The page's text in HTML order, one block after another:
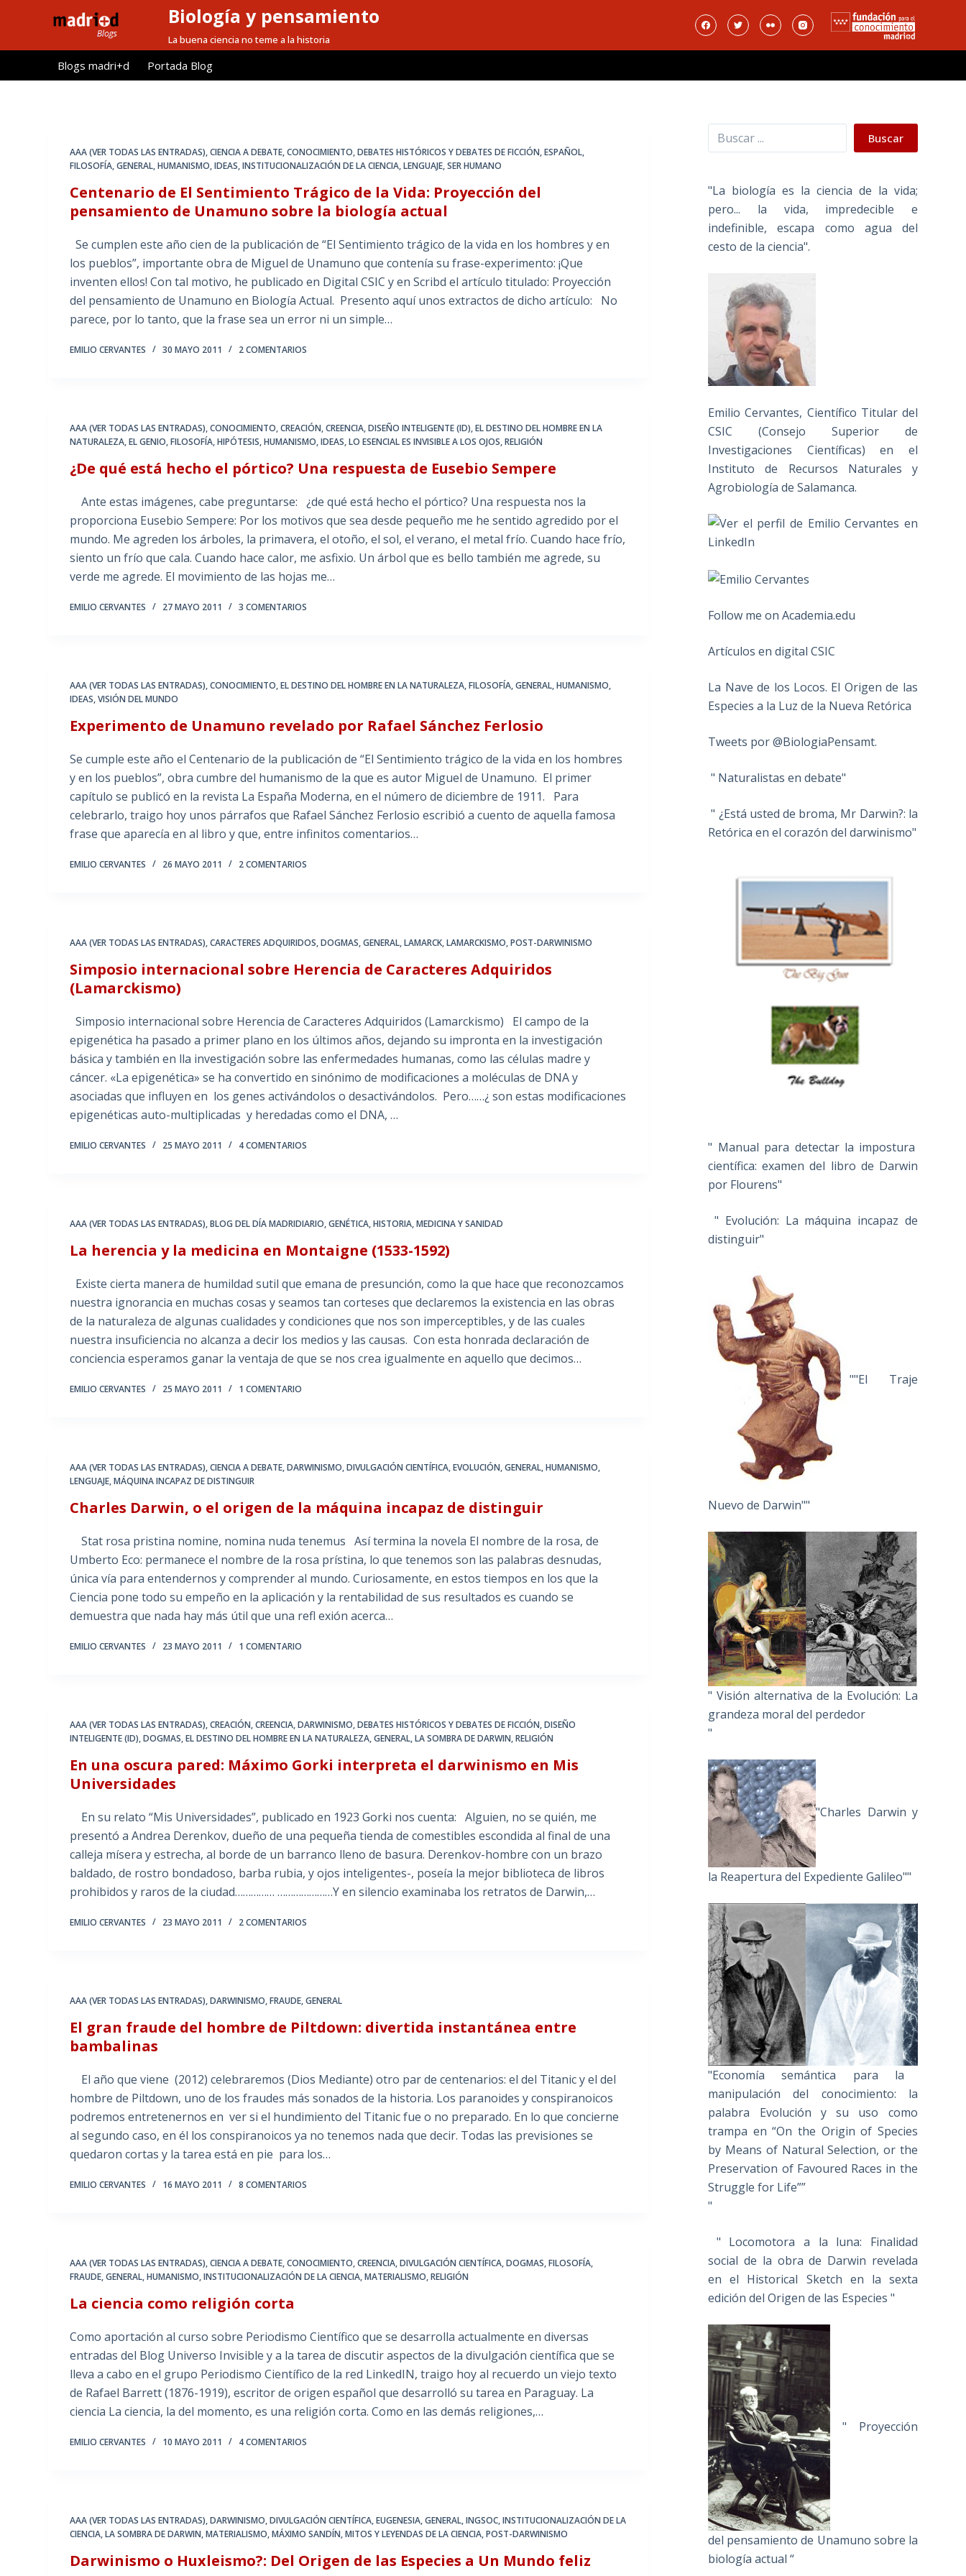
l
Biología y pensamiento
La buena ciencia no teme a la historia
Blogs madri+d Portada Blog
AAA (VER TODAS LAS ENTRADAS),CIENCIA A DEBATE,CONOCIMIENTO,DEBATES HISTÓRICOS Y DEBATES DE FICCIÓN,ESPAÑOL,
FILOSOFÍA,GENERAL,HUMANISMO,IDEAS,INSTITUCIONALIZACIÓN DE LA CIENCIA,LENGUAJE,SER HUMANO
Centenario de El Sentimiento Trágico de la Vida: Proyección del
pensamiento de Unamuno sobre la biología actual
Se cumplen este año cien de la publicación de “El Sentimiento trágico de la vida en los hombres y en
los pueblos”, importante obra de Miguel de Unamuno que contenía su frase-experimento: ¡Que
inventen ellos! Con tal motivo, he publicado en Digital CSIC y en Scribd el artículo titulado: Proyección
del pensamiento de Unamuno en Biología Actual. Presento aquí unos extractos de dicho artículo: No
parece, por lo tanto, que la frase sea un error ni un simple…
EMILIO CERVANTES 30 MAYO 2011 2 COMENTARIOS
AAA (VER TODAS LAS ENTRADAS),CONOCIMIENTO,CREACIÓN,CREENCIA,DISEÑO INTELIGENTE (ID),EL DESTINO DEL HOMBRE EN LA
NATURALEZA,EL GENIO,FILOSOFÍA,HIPÓTESIS,HUMANISMO,IDEAS,LO ESENCIAL ES INVISIBLE A LOS OJOS,RELIGIÓN
¿De qué está hecho el pórtico? Una respuesta de Eusebio Sempere
Ante estas imágenes, cabe preguntarse: ¿de qué está hecho el pórtico? Una respuesta nos la
proporciona Eusebio Sempere: Por los motivos que sea desde pequeño me he sentido agredido por el
mundo. Me agreden los árboles, la primavera, el otoño, el sol, el verano, el metal frío. Cuando hace frío,
siento un frío que cala. Cuando hace calor, me asfixio. Un árbol que es bello también me agrede, su
verde me agrede. El movimiento de las hojas me…
EMILIO CERVANTES 27 MAYO 2011 3 COMENTARIOS
AAA (VER TODAS LAS ENTRADAS),CONOCIMIENTO,EL DESTINO DEL HOMBRE EN LA NATURALEZA,FILOSOFÍA,GENERAL,HUMANISMO,
IDEAS,VISIÓN DEL MUNDO
Experimento de Unamuno revelado por Rafael Sánchez Ferlosio
Se cumple este año el Centenario de la publicación de “El Sentimiento trágico de la vida en los hombres
y en los pueblos”, obra cumbre del humanismo de la que es autor Miguel de Unamuno. El primer
capítulo se publicó en la revista La España Moderna, en el número de diciembre de 1911. Para
celebrarlo, traigo hoy unos párrafos que Rafael Sánchez Ferlosio escribió a cuento de aquella famosa
frase que aparecía en al libro y que, entre infinitos comentarios…
EMILIO CERVANTES 26 MAYO 2011 2 COMENTARIOS
AAA (VER TODAS LAS ENTRADAS),CARACTERES ADQUIRIDOS,DOGMAS,GENERAL,LAMARCK,LAMARCKISMO,POST-DARWINISMO
Simposio internacional sobre Herencia de Caracteres Adquiridos
(Lamarckismo)
Simposio internacional sobre Herencia de Caracteres Adquiridos (Lamarckismo) El campo de la
epigenética ha pasado a primer plano en los últimos años, dejando su impronta en la investigación
básica y también en lla investigación sobre las enfermedades humanas, como las células madre y
cáncer. «La epigenética» se ha convertido en sinónimo de modificaciones a moléculas de DNA y
asociadas que influyen en los genes activándolos o desactivándolos. Pero……¿ son estas modificaciones
epigenéticas auto-multiplicadas y heredadas como el DNA, …
EMILIO CERVANTES 25 MAYO 2011 4 COMENTARIOS
AAA (VER TODAS LAS ENTRADAS),BLOG DEL DÍA MADRIDIARIO,GENÉTICA,HISTORIA,MEDICINA Y SANIDAD
La herencia y la medicina en Montaigne (1533-1592)
Existe cierta manera de humildad sutil que emana de presunción, como la que hace que reconozcamos
nuestra ignorancia en muchas cosas y seamos tan corteses que declaremos la existencia en las obras
de la naturaleza de algunas cualidades y condiciones que nos son imperceptibles, y de las cuales
nuestra insuficiencia no alcanza a decir los medios y las causas. Con esta honrada declaración de
conciencia esperamos ganar la ventaja de que se nos crea igualmente en aquello que decimos…
EMILIO CERVANTES 25 MAYO 2011 1 COMENTARIO
AAA (VER TODAS LAS ENTRADAS),CIENCIA A DEBATE,DARWINISMO,DIVULGACIÓN CIENTÍFICA,EVOLUCIÓN,GENERAL,HUMANISMO,
LENGUAJE,MÁQUINA INCAPAZ DE DISTINGUIR
Charles Darwin, o el origen de la máquina incapaz de distinguir
Stat rosa pristina nomine, nomina nuda tenemus Así termina la novela El nombre de la rosa, de
Umberto Eco: permanece el nombre de la rosa prístina, lo que tenemos son las palabras desnudas,
única vía para entendernos y comprender al mundo. Curiosamente, en estos tiempos en los que la
Ciencia pone todo su empeño en la aplicación y la rentabilidad de sus resultados es cuando se
demuestra que nada hay más útil que una refl exión acerca…
EMILIO CERVANTES 23 MAYO 2011 1 COMENTARIO
AAA (VER TODAS LAS ENTRADAS),CREACIÓN,CREENCIA,DARWINISMO,DEBATES HISTÓRICOS Y DEBATES DE FICCIÓN,DISEÑO
INTELIGENTE (ID),DOGMAS,EL DESTINO DEL HOMBRE EN LA NATURALEZA,GENERAL,LA SOMBRA DE DARWIN,RELIGIÓN
En una oscura pared: Máximo Gorki interpreta el darwinismo en Mis
Universidades
En su relato “Mis Universidades”, publicado en 1923 Gorki nos cuenta: Alguien, no se quién, me
presentó a Andrea Derenkov, dueño de una pequeña tienda de comestibles escondida al final de una
calleja mísera y estrecha, al borde de un barranco lleno de basura. Derenkov-hombre con un brazo
baldado, de rostro bondadoso, barba rubia, y ojos inteligentes-, poseía la mejor biblioteca de libros
prohibidos y raros de la ciudad…………… …………………Y en silencio examinaba los retratos de Darwin,…
EMILIO CERVANTES 23 MAYO 2011 2 COMENTARIOS
AAA (VER TODAS LAS ENTRADAS),DARWINISMO,FRAUDE,GENERAL
El gran fraude del hombre de Piltdown: divertida instantánea entre
bambalinas
El año que viene (2012) celebraremos (Dios Mediante) otro par de centenarios: el del Titanic y el del
hombre de Piltdown, uno de los fraudes más sonados de la historia. Los paranoides y conspiranoicos
podremos entretenernos en ver si el hundimiento del Titanic fue o no preparado. En lo que concierne
al segundo caso, en él los conspiranoicos ya no tenemos nada que decir. Todas las previsiones se
quedaron cortas y la tarea está en pie para los…
EMILIO CERVANTES 16 MAYO 2011 8 COMENTARIOS
AAA (VER TODAS LAS ENTRADAS),CIENCIA A DEBATE,CONOCIMIENTO,CREENCIA,DIVULGACIÓN CIENTÍFICA,DOGMAS,FILOSOFÍA,
FRAUDE,GENERAL,HUMANISMO,INSTITUCIONALIZACIÓN DE LA CIENCIA,MATERIALISMO,RELIGIÓN
La ciencia como religión corta
Como aportación al curso sobre Periodismo Científico que se desarrolla actualmente en diversas
entradas del Blog Universo Invisible y a la tarea de discutir aspectos de la divulgación científica que se
lleva a cabo en el grupo Periodismo Científico de la red LinkedIN, traigo hoy al recuerdo un viejo texto
de Rafael Barrett (1876-1919), escritor de origen español que desarrolló su tarea en Paraguay. La
ciencia La ciencia, la del momento, es una religión corta. Como en las demás religiones,…
EMILIO CERVANTES 10 MAYO 2011 4 COMENTARIOS
AAA (VER TODAS LAS ENTRADAS),DARWINISMO,DIVULGACIÓN CIENTÍFICA,EUGENESIA,GENERAL,INGSOC,INSTITUCIONALIZACIÓN DE LA
CIENCIA,LA SOMBRA DE DARWIN,MATERIALISMO,MÁXIMO SANDÍN,MITOS Y LEYENDAS DE LA CIENCIA,POST-DARWINISMO
Darwinismo o Huxleismo?: Del Origen de las Especies a Un Mundo feliz
Buscar Buscar
"La biología es la ciencia de la vida;
pero... la vida, impredecible e
indefinible, escapa como agua del
cesto de la ciencia".
Emilio Cervantes, Científico Titular del
CSIC (Consejo Superior de
Investigaciones Científicas) en el
Instituto de Recursos Naturales y
Agrobiología de Salamanca.
Follow me on Academia.edu
Artículos en digital CSIC
La Nave de los Locos. El Origen de las
Especies a la Luz de la Nueva Retórica
Tweets por @BiologiaPensamt.
" Naturalistas en debate"
" ¿Está usted de broma, Mr Darwin?: la
Retórica en el corazón del darwinismo"
" Manual para detectar la impostura
científica: examen del libro de Darwin
por Flourens"
" Evolución: La máquina incapaz de
distinguir"
""El Traje
Nuevo de Darwin""
" Visión alternativa de la Evolución: La
grandeza moral del perdedor
"
"Charles Darwin y
la Reapertura del Expediente Galileo""
"Economía semántica para la
manipulación del conocimiento: la
palabra Evolución y su uso como
trampa en “On the Origin of Species
by Means of Natural Selection, or the
Preservation of Favoured Races in the
Struggle for Life””
"
" Locomotora a la luna: Finalidad
social de la obra de Darwin revelada
en el Historical Sketch en la sexta
edición del Origen de las Especies "
" Proyección
del pensamiento de Unamuno sobre la
biología actual “